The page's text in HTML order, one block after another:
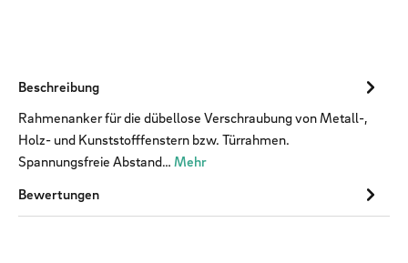
Beschreibung
Rahmenanker für die dübellose Verschraubung von Metall-,
Holz- und Kunststofffenstern bzw. Türrahmen.
Spannungsfreie Abstand… Mehr
Bewertungen